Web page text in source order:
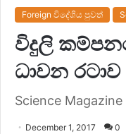
Foreign විදේශිය පුවත්
විදුලි
ධාවන
Science
December 1, 2017 0